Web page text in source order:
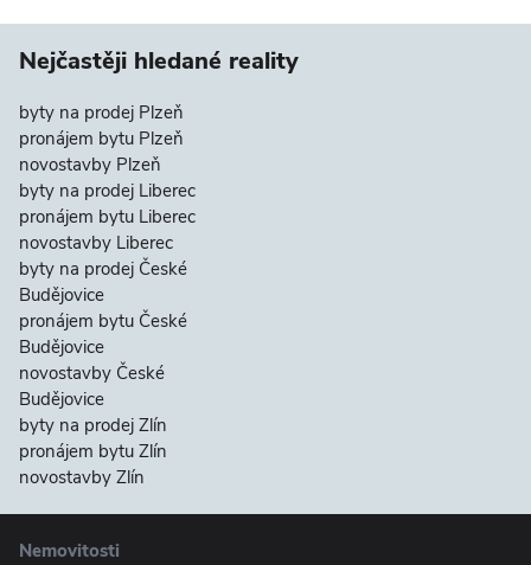
Nejčastěji hledané reality
byty na prodej Plzeň
pronájem bytu Plzeň
novostavby Plzeň
byty na prodej Liberec
pronájem bytu Liberec
novostavby Liberec
byty na prodej České
Budějovice
pronájem bytu České
Budějovice
novostavby České
Budějovice
byty na prodej Zlín
pronájem bytu Zlín
novostavby Zlín
Nemovitosti